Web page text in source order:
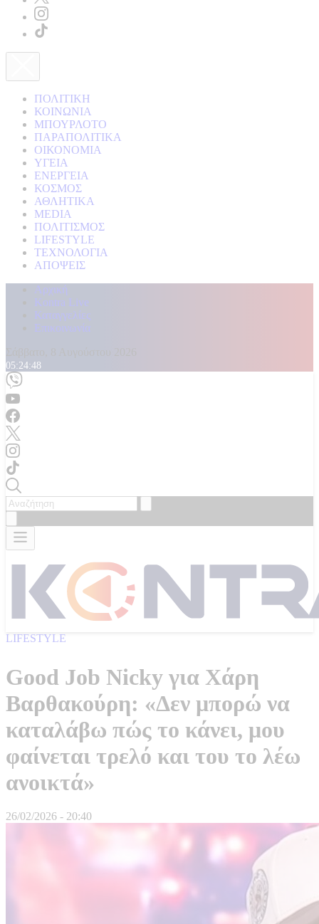
ΠΟΛΙΤΙΚΗ
ΚΟΙΝΩΝΙΑ
ΜΠΟΥΡΛΟΤΟ
ΠΑΡΑΠΟΛΙΤΙΚΑ
ΟΙΚΟΝΟΜΙΑ
ΥΓΕΙΑ
ΕΝΕΡΓΕΙΑ
ΚΟΣΜΟΣ
ΑΘΛΗΤΙΚΑ
MEDIA
ΠΟΛΙΤΙΣΜΟΣ
LIFESTYLE
ΤΕΧΝΟΛΟΓΙΑ
ΑΠΟΨΕΙΣ
Αρχική
Kontra Live
Καταγγελίες
Επικοινωνία
05:24:49
LIFESTYLE
Good Job Nicky για Χάρη
Βαρθακούρη: «Δεν μπορώ να
καταλάβω πώς το κάνει, μου
φαίνεται τρελό και του το λέω
ανοικτά»
26/02/2026 - 20:40